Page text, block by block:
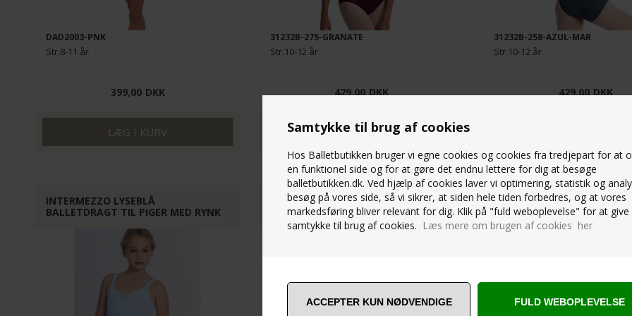
Samtykke til brug af cookies
Hos Balletbutikken bruger vi egne cookies og cookies fra tredjepart for at
en funktionel side og for at gøre det endnu lettere for dig at besøge
balletbutikken.dk. Ved hjælp af cookies laver vi optimering, statistik og
besøg på vores side, så vi sikrer, at siden hele tiden forbedres, og at vores
markedsføring bliver relevant for dig. Klik på "fuld weboplevelse" for at give
samtykke til brug af cookies. Læs mere om brugen af cookies her
DAD2003-PNK
Str.8-11 år
399,00 DKK
31232B-275-GRANATE
Str.10-12 år
429,00 DKK
31232B-258-AZUL-MAR
Str.10-12 år
429,00 DKK
INTERMEZZO LYSEBLÅ
BALLETDRAGT TIL PIGER MED RYNK
INTERMEZZO BLÅ BALLETDRAGT TIL
PIGER MED RYNK
INTERMEZZO BORDEAUX
BALLETSKØRT TIL PIGER